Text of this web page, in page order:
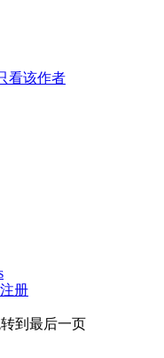
看该作者
册
到最后一页